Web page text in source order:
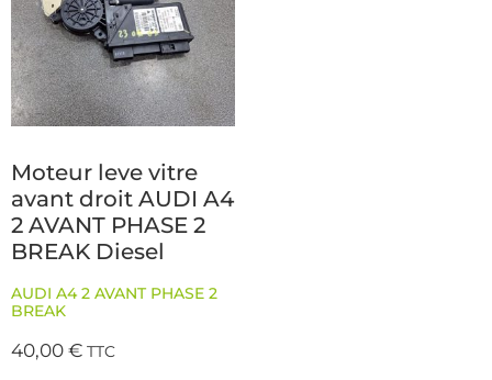
Moteur leve vitre
avant droit AUDI A4
2 AVANT PHASE 2
BREAK Diesel
AUDI A4 2 AVANT PHASE 2
BREAK
40,00€ TTC